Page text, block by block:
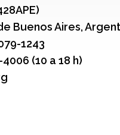
Buenos Aires,
1243
(10 a 18 h)